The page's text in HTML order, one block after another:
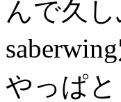
んで久
やっぱ